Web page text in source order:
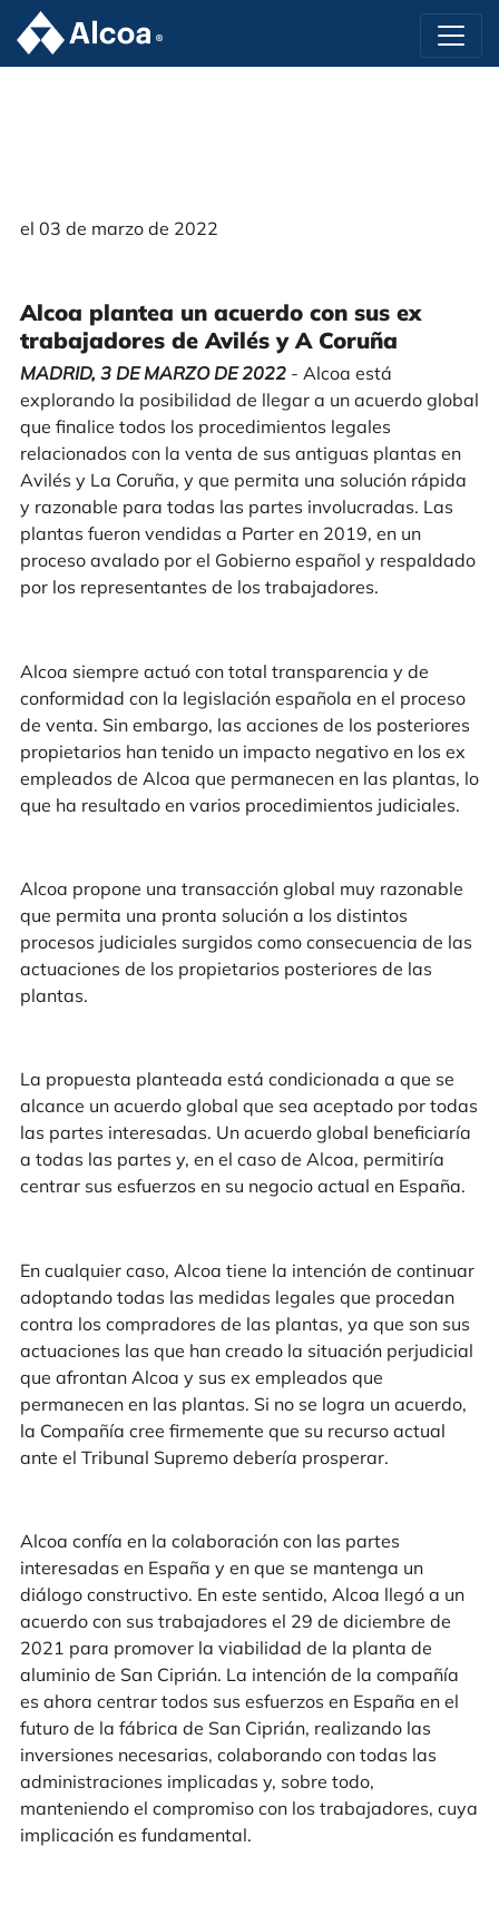
el 03 de marzo de 2022
Alcoa plantea un acuerdo con sus ex
trabajadores de Avilés y A Coruña
MADRID, 3 DE MARZO DE 2022- Alcoa está
explorando la posibilidad de llegar a un acuerdo global
que finalice todos los procedimientos legales
relacionados con la venta de sus antiguas plantas en
Avilés y La Coruña, y que permita una solución rápida
y razonable para todas las partes involucradas. Las
plantas fueron vendidas a Parter en 2019, en un
proceso avalado por el Gobierno español y respaldado
por los representantes de los trabajadores.
Alcoa siempre actuó con total transparencia y de
conformidad con la legislación española en el proceso
de venta. Sin embargo, las acciones de los posteriores
propietarios han tenido un impacto negativo en los ex
empleados de Alcoa que permanecen en las plantas, lo
que ha resultado en varios procedimientos judiciales.
Alcoa propone una transacción global muy razonable
que permita una pronta solución a los distintos
procesos judiciales surgidos como consecuencia de las
actuaciones de los propietarios posteriores de las
plantas.
La propuesta planteada está condicionada a que se
alcance un acuerdo global que sea aceptado por todas
las partes interesadas. Un acuerdo global beneficiaría
a todas las partes y, en el caso de Alcoa, permitiría
centrar sus esfuerzos en su negocio actual en España.
En cualquier caso, Alcoa tiene la intención de continuar
adoptando todas las medidas legales que procedan
contra los compradores de las plantas, ya que son sus
actuaciones las que han creado la situación perjudicial
que afrontan Alcoa y sus ex empleados que
permanecen en las plantas. Si no se logra un acuerdo,
la Compañía cree firmemente que su recurso actual
ante el Tribunal Supremo debería prosperar.
Alcoa confía en la colaboración con las partes
interesadas en España y en que se mantenga un
diálogo constructivo. En este sentido, Alcoa llegó a un
acuerdo con sus trabajadores el 29 de diciembre de
2021 para promover la viabilidad de la planta de
aluminio de San Ciprián. La intención de la compañía
es ahora centrar todos sus esfuerzos en España en el
futuro de la fábrica de San Ciprián, realizando las
inversiones necesarias, colaborando con todas las
administraciones implicadas y, sobre todo,
manteniendo el compromiso con los trabajadores, cuya
implicación es fundamental.